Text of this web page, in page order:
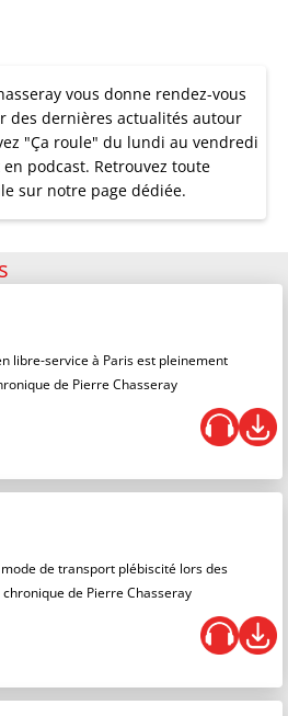
vous donne rendez-vous
des dernières actualités autour
"Ça roule" du lundi au vendredi
podcast. Retrouvez toute
sur notre page dédiée.
libre-service à Paris est pleinement
de Pierre Chasseray
de transport plébiscité lors des
de Pierre Chasseray